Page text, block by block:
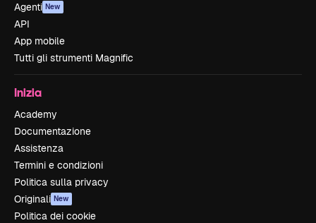
Agenti New
API
App mobile
Tutti gli strumenti Magnific
Inizia
Academy
Documentazione
Assistenza
Termini e condizioni
Politica sulla privacy
Originali New
Politica dei cookie